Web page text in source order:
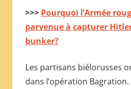
>>> Pourquoi l’Armée
parvenue à capturer
bunker?
Les partisans biélorusses
dans l’opération